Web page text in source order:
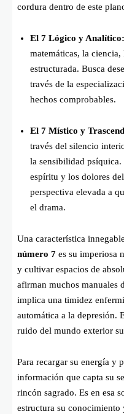
cordura dentro de este
El 7 Lógico y Analítico:
matemáticas, la
estructurada. Busca
través de la
hechos comprobables.
El 7 Místico y
través del silencio
la sensibilidad
espíritu y los dolores
perspectiva elevada a
el drama.
Una característica
número 7 es su imperiosa
y cultivar espacios de
afirman muchos manuales
implica una timidez
automática a la depresión.
ruido del mundo exterior
Para recargar su energía y
información que capta su
rincón sagrado. Es en esa
estructura su conocimiento